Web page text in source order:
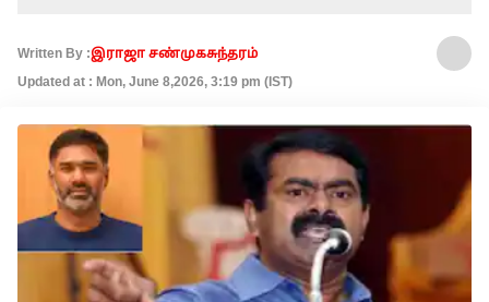
Written By :இராஜா சண்முகசுந்தரம்
Updated at : Mon, June 8,2026, 3:19 pm (IST)